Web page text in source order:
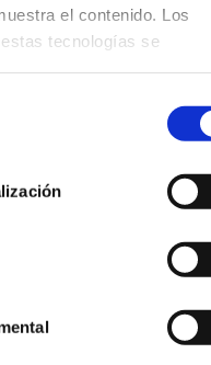
el contenido. Los
tecnologías se
h
y análisis de
de aprendizaje.